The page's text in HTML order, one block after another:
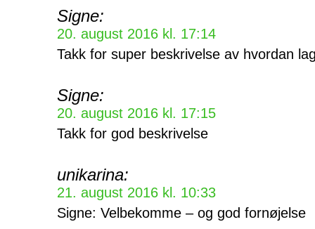
Signe:
20. august 2016 kl. 17:14
Takk for super beskrivelse av hvordan
Signe:
20. august 2016 kl. 17:15
Takk for god beskrivelse
unikarina:
21. august 2016 kl. 10:33
Signe: Velbekomme – og god fornøjelse